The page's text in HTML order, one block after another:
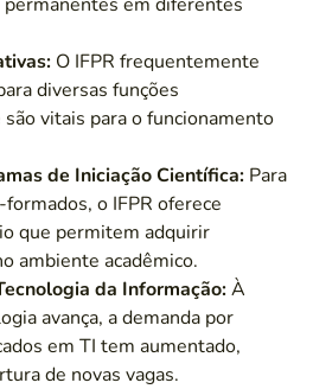
O IFPR frequentemente
diversas funções
vitais para o funcionamento
de Iniciação Científica: Para
o IFPR oferece
que permitem adquirir
ambiente acadêmico.
da Informação:À
avança, a demanda por
em TI tem aumentado,
de novas vagas.